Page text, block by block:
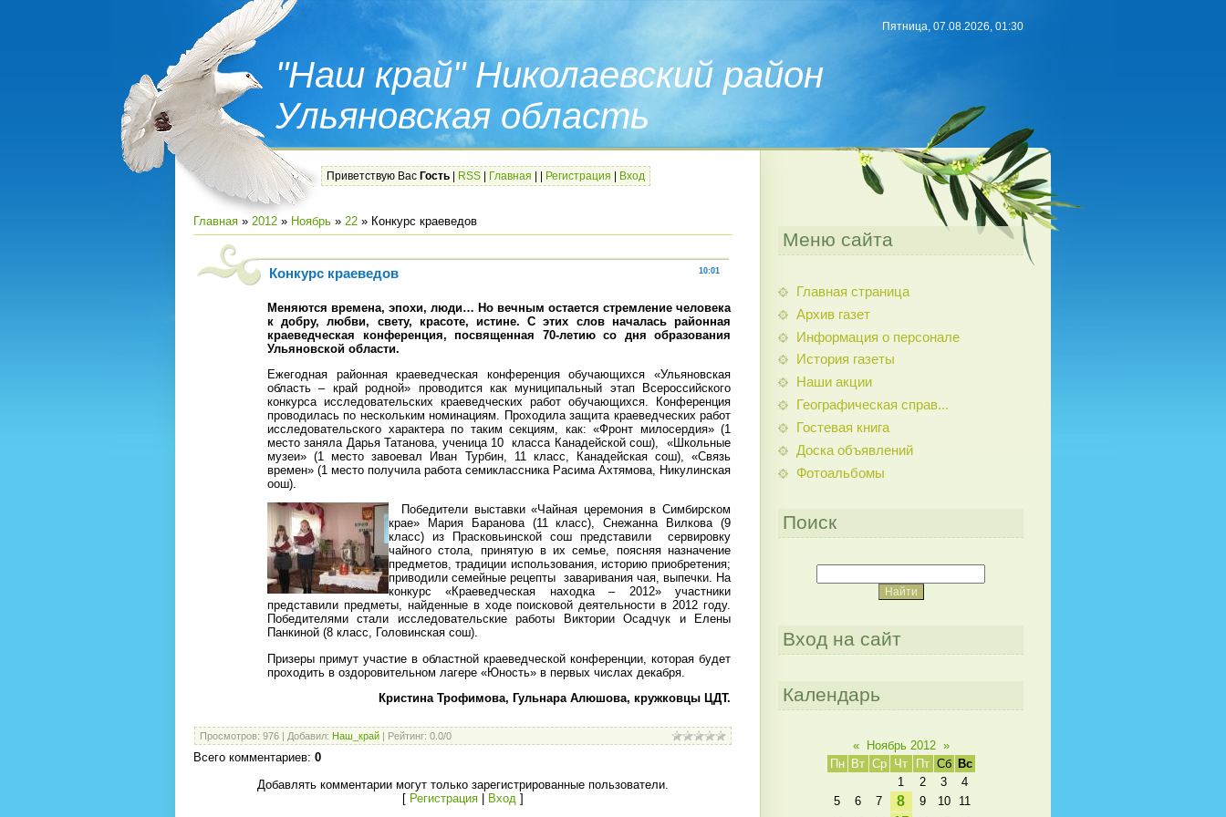
"Наш край" Николаевский район
Ульяновская область
Пятница, 07.08.2026, 01:30
Приветствую Вас Гость RSS Главная Регистрация Вход
Главная » 2012 » Ноябрь » 22 » Конкурс краеведов
10:01
Конкурс краеведов
Меняются времена, эпохи, люди… Но вечным остается стремление человека
к добру, любви, свету, красоте, истине. С этих слов началась районная
краеведческая конференция, посвященная 70-летию со дня образования
Ульяновской области.
Ежегодная районная краеведческая конференция обучающихся «Ульяновская
область – край родной» проводится как муниципальный этап Всероссийского
конкурса исследовательских краеведческих работ обучающихся. Конференция
проводилась по нескольким номинациям. Проходила защита краеведческих работ
исследовательского характера по таким секциям, как: «Фронт милосердия» (1
место заняла Дарья Татанова, ученица 10
класса Канадейской сош),
«Школьные
музеи» (1 место завоевал Иван Турбин, 11 класс, Канадейская сош), «Связь
времен» (1 место получила работа семиклассника Расима Ахтямова, Никулинская
оош).
Победители выставки «Чайная церемония в Симбирском
крае» Мария Баранова (11 класс), Снежанна Вилкова (9
класс) из Прасковьинской сош представили
сервировку
чайного стола, принятую в их семье, поясняя назначение
предметов, традиции использования, историю приобретения;
приводили семейные рецепты заваривания чая, выпечки. На
конкурс «Краеведческая находка – 2012» участники
представили предметы, найденные в ходе поисковой деятельности в 2012 году.
Победителями стали исследовательские работы Виктории Осадчук и Елены
Панкиной (8 класс, Головинская сош).
Призеры примут участие в областной краеведческой конференции, которая будет
проходить в оздоровительном лагере «Юность» в первых числах декабря.
Кристина Трофимова, Гульнара Алюшова, кружковцы ЦДТ.
Просмотров: 976 Добавил: Наш_край Рейтинг: 0.0/0
Всего комментариев: 0
Добавлять комментарии могут только зарегистрированные пользователи.
[ Регистрация Вход ]
Меню сайта
Главная страница
Архив газет
Информация о персонале
История газеты
Наши акции
Географическая справ...
Гостевая книга
Доска объявлений
Фотоальбомы
Поиск
Вход на сайт
Календарь
« Ноябрь 2012 »
Пн
Вт Ср Чт Пт Сб
Вс
1
2 3
4
5
6 7 8 9 10
11